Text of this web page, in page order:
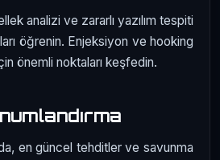
analizi ve zararlı yazılım tespiti
öğrenin. Enjeksiyon ve hooking
önemli noktaları keşfedin.
en güncel tehditler ve savunma